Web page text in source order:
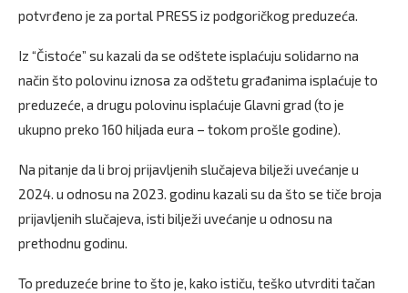
potvrđeno je za portal PRESS iz podgoričkog preduzeća.
Iz “Čistoće” su kazali da se odštete isplaćuju solidarno na
način što polovinu iznosa za odštetu građanima isplaćuje to
preduzeće, a drugu polovinu isplaćuje Glavni grad (to je
ukupno preko 160 hiljada eura – tokom prošle godine).
Na pitanje da li broj prijavljenih slučajeva bilježi uvećanje u
2024. u odnosu na 2023. godinu kazali su da što se tiče broja
prijavljenih slučajeva, isti bilježi uvećanje u odnosu na
prethodnu godinu.
To preduzeće brine to što je, kako ističu, teško utvrditi tačan